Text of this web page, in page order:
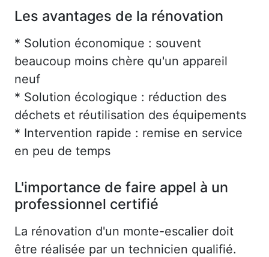
Les avantages de la rénovation
* Solution économique : souvent
beaucoup moins chère qu'un appareil
neuf
* Solution écologique : réduction des
déchets et réutilisation des équipements
* Intervention rapide : remise en service
en peu de temps
L'importance de faire appel à un
professionnel certifié
La rénovation d'un monte-escalier doit
être réalisée par un technicien qualifié.